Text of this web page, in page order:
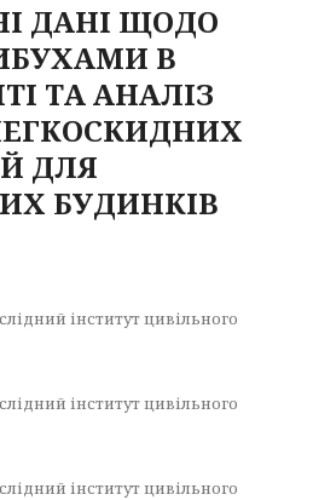
ДАНІ ЩОДО
В
ТА АНАЛІЗ
ДЛЯ
БУДИНКІВ
інститут цивільного
інститут цивільного
інститут цивільного